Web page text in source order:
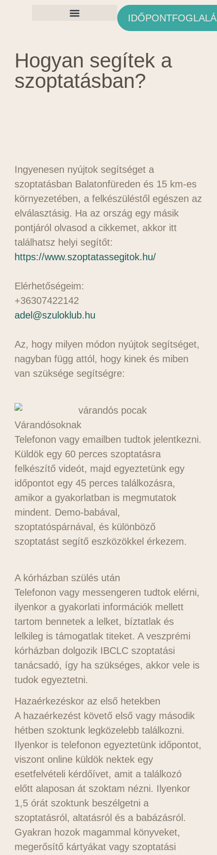
Hogyan segítek a
szoptatásban?
Ingyenesen nyújtok segítséget a
szoptatásban Balatonfüreden és 15 km-es
környezetében, a felkészüléstől egészen az
elválasztásig. Ha az ország egy másik
pontjáról olvasod a cikkemet, akkor itt
találhatsz helyi segítőt:
https://www.szoptatassegitok.hu/
Elérhetőségeim:
+36307422142
adel@szuloklub.hu
Az, hogy milyen módon nyújtok segítséget,
nagyban függ attól, hogy kinek és miben
van szüksége segítségre:
Várandósoknak
Telefonon vagy emailben tudtok jelentkezni.
Küldök egy 60 perces szoptatásra
felkészítő videót, majd egyeztetünk egy
időpontot egy 45 perces találkozásra,
amikor a gyakorlatban is megmutatok
mindent. Demo-babával,
szoptatóspárnával, és különböző
szoptatást segítő eszközökkel érkezem.
A kórházban szülés után
Telefonon vagy messengeren tudtok elérni,
ilyenkor a gyakorlati információk mellett
tartom bennetek a lelket, bíztatlak és
lelkileg is támogatlak titeket. A veszprémi
kórházban dolgozik IBCLC szoptatási
tanácsadó, így ha szükséges, akkor vele is
tudok egyeztetni.
Hazaérkezéskor az első hetekben
A hazaérkezést követő első vagy második
hétben szoktunk legközelebb találkozni.
Ilyenkor is telefonon egyeztetünk időpontot,
viszont online küldök nektek egy
esetfelvételi kérdőívet, amit a találkozó
előtt alaposan át szoktam nézni. Ilyenkor
1,5 órát szoktunk beszélgetni a
szoptatásról, altatásról és a babázásról.
Gyakran hozok magammal könyveket,
megerősítő kártyákat vagy szoptatási